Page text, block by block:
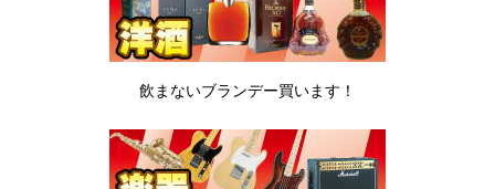
飲まないブランデー買います！